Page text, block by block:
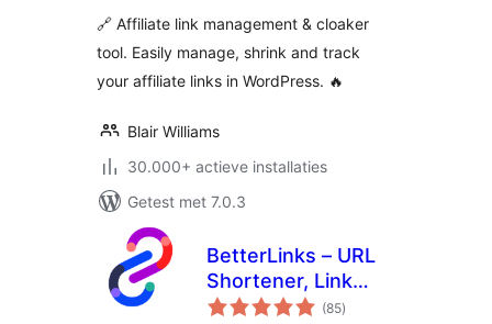
Marketing Plugin
🔗 Affiliate link management & cloaker
tool. Easily manage, shrink and track
your affiliate links in WordPress. 🔥
Blair Williams
30.000+ actieve installaties
Getest met 7.0.3
BetterLinks – URL
Shortener, Link
Tracking, Analytics
(85totaal
waarderingen
)